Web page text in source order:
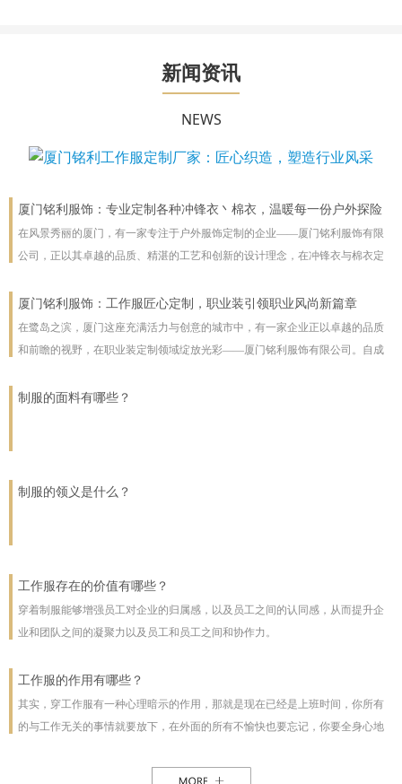
新闻资讯
NEWS
厦门铭利服饰：专业定制各种冲锋衣丶棉衣，温暖每一份户外探险
在风景秀丽的厦门，有一家专注于户外服饰定制的企业——厦门铭利服饰有限
公司，正以其卓越的品质、精湛的工艺和创新的设计理念，在冲锋衣与棉衣定
厦门铭利服饰：工作服匠心定制，职业装引领职业风尚新篇章
在鹭岛之滨，厦门这座充满活力与创意的城市中，有一家企业正以卓越的品质
和前瞻的视野，在职业装定制领域绽放光彩——厦门铭利服饰有限公司。自成
业的工作者打造既符合职业形象又彰显个性的工作服、办公人员工服以及高端
制服的面料有哪些？
制服的领义是什么？
工作服存在的价值有哪些？
穿着制服能够增强员工对企业的归属感，以及员工之间的认同感，从而提升企
业和团队之间的凝聚力以及员工和员工之间和协作力。
工作服的作用有哪些？
其实，穿工作服有一种心理暗示的作用，那就是现在已经是上班时间，你所有
的与工作无关的事情就要放下，在外面的所有不愉快也要忘记，你要全身心地